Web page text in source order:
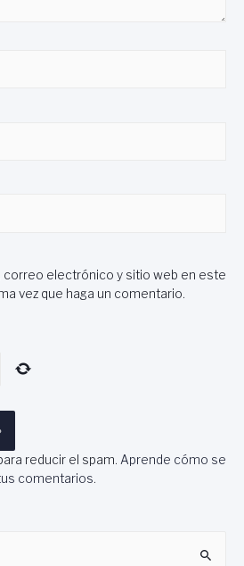
correo electrónico y sitio web en este
vez que haga un comentario.
reducir el spam. Aprende cómo se
comentarios.